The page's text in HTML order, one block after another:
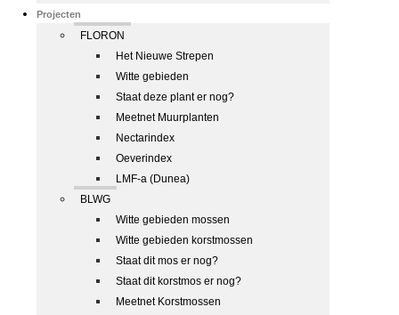
Projecten
FLORON
Het Nieuwe Strepen
Witte gebieden
Staat deze plant er nog?
Meetnet Muurplanten
Nectarindex
Oeverindex
LMF-a (Dunea)
BLWG
Witte gebieden mossen
Witte gebieden korstmossen
Staat dit mos er nog?
Staat dit korstmos er nog?
Meetnet Korstmossen